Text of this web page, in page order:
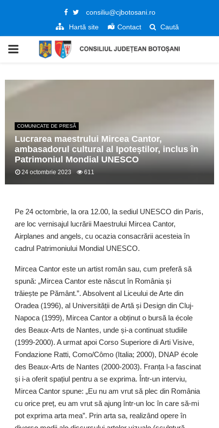
Facebook
Twitter
consiliu@cjbotosani.ro
Hartă site
Contact Caută
PRIMARY
COMUNICATE DE PRESĂ
Lucrarea maestrului Mircea Cantor,
ambasadorul cultural al Ipoteștilor, inclus în
Patrimoniul Mondial UNESCO
24 octombrie 2023 611
Pe 24 octombrie, la ora 12.00, la sediul UNESCO din Paris,
are loc vernisajul lucrării Maestrului Mircea Cantor,
Airplanes and angels, cu ocazia consacrării acesteia în
cadrul Patrimoniului Mondial UNESCO.
Mircea Cantor este un artist român sau, cum preferă să
spună: „Mircea Cantor este născut în România și
trăiește pe Pământ.”. Absolvent al Liceului de Arte din
Oradea (1996), al Universității de Artă și Design din Cluj-
Napoca (1999), Mircea Cantor a obținut o bursă la école
des Beaux-Arts de Nantes, unde și-a continuat studiile
(1999-2000). A urmat apoi Corso Superiore di Arti Visive,
Fondazione Ratti, Como/Cômo (Italia; 2000), DNAP école
des Beaux-Arts de Nantes (2000-2003). Franța l-a fascinat
și i-a oferit spațiul pentru a se exprima. Într-un interviu,
Mircea Cantor spune: „Eu nu am vrut să plec din România
cu orice preț, eu am vrut să ajung într-un loc în care să-mi
pot exprima arta mea”. Prin arta sa, realizând opere în